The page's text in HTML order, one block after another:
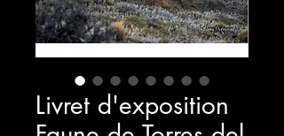
Livret d'exposition